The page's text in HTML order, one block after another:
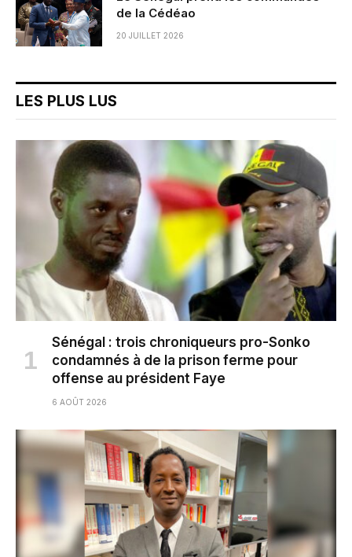
de la Cédéao
20 JUILLET 2026
LES PLUS LUS
Sénégal : trois chroniqueurs pro-Sonko
condamnés à de la prison ferme pour
offense au président Faye
6 AOÛT 2026